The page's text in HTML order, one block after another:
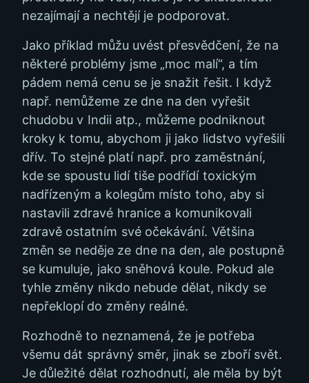
nezajímají a nechtějí je podporovat.
Jako příklad můžu uvést přesvědčení, že na
některé problémy jsme „moc malí“, a tím
pádem nemá cenu se je snažit řešit. I když
např. nemůžeme ze dne na den vyřešit
chudobu v Indii atp., můžeme podniknout
kroky k tomu, abychom ji jako lidstvo vyřešili
dřív. To stejné platí např. pro zaměstnání,
kde se spoustu lidí tiše podřídí toxickým
nadřízeným a kolegům místo toho, aby si
nastavili zdravé hranice a komunikovali
zdravě ostatním své očekávání. Většina
změn se neděje ze dne na den, ale postupně
se kumuluje, jako sněhová koule. Pokud ale
tyhle změny nikdo nebude dělat, nikdy se
nepřeklopí do změny reálné.
Rozhodně to neznamená, že je potřeba
všemu dát správný směr, jinak se zboří svět.
Je důležité dělat rozhodnutí, ale měla by být